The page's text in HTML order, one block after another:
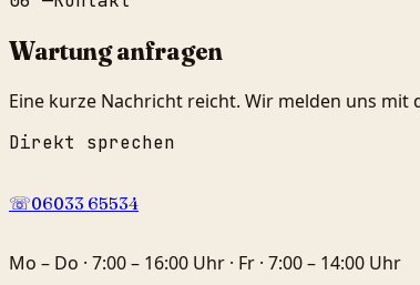
Wartung anfragen
Eine kurze Nachricht reicht. Wir melden uns
Direkt sprechen
☏06033 65534
Mo – Do · 7:00 – 16:00 Uhr · Fr · 7:00 – 14:00 Uhr